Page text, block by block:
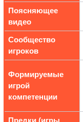
Поясняющее
видео
Сообщество
игроков
Формируемые
игрой
компетенции